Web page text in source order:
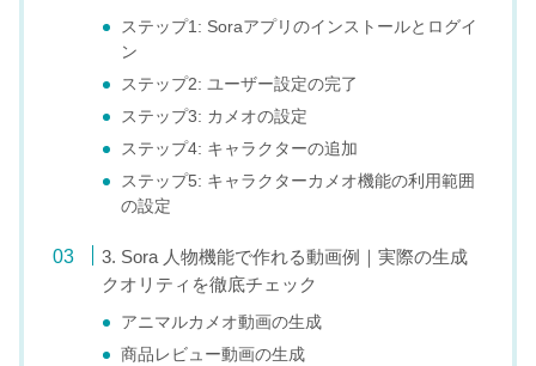
ステップ1: Soraアプリのインストールとログイ
ン
ステップ2: ユーザー設定の完了
ステップ3: カメオの設定
ステップ4: キャラクターの追加
ステップ5: キャラクターカメオ機能の利用範囲
の設定
3. Sora 人物機能で作れる動画例｜実際の生成
クオリティを徹底チェック
アニマルカメオ動画の生成
商品レビュー動画の生成